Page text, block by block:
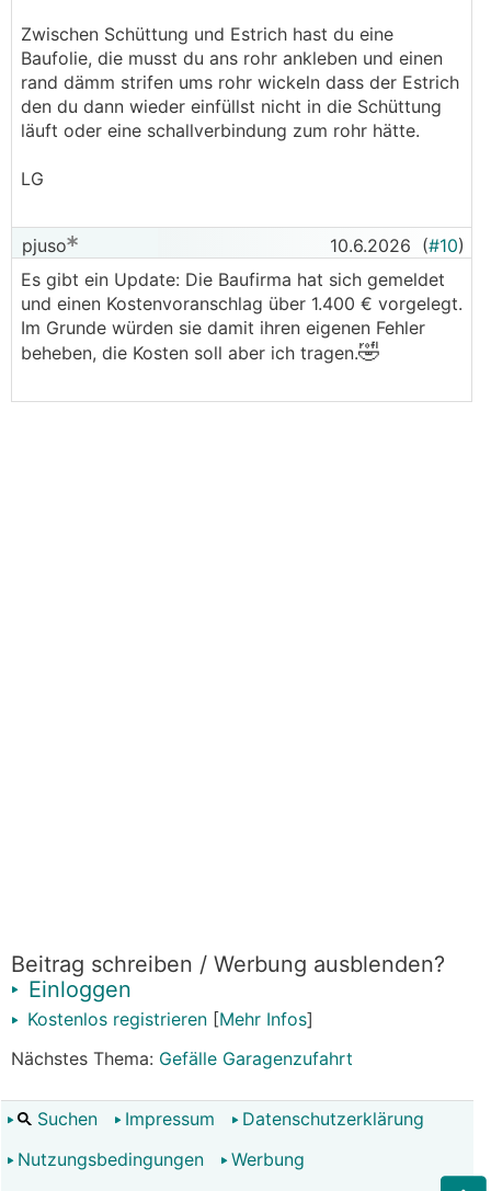
Zwischen Schüttung und Estrich hast du eine
Baufolie, die musst du ans rohr ankleben und einen
rand dämm strifen ums rohr wickeln dass der Estrich
den du dann wieder einfüllst nicht in die Schüttung
läuft oder eine schallverbindung zum rohr hätte.
LG
pjuso 10.6.2026 (#10)
Es gibt ein Update: Die Baufirma hat sich gemeldet
und einen Kostenvoranschlag über 1.400 € vorgelegt.
Im Grunde würden sie damit ihren eigenen Fehler
beheben, die Kosten soll aber ich tragen.🤣
Beitrag schreiben / Werbung ausblenden?
Einloggen
Kostenlos registrieren [Mehr Infos]
Nächstes Thema: Gefälle Garagenzufahrt
Suchen Impressum
Datenschutzerklärung
Nutzungsbedingungen
Werbung